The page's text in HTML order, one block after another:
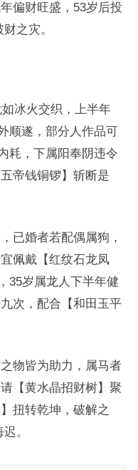
偏财旺盛，53岁后投
之灾。
冰火交织，上半年
顺遂，部分人作品可
耗，下属阳奉阴违令
帝钱铜锣】斩断是
已婚者若配偶属狗，
佩戴【红纹石龙凤
35岁属龙人下半年健
次，配合【和田玉平
物皆为助力，属马者
【黄水晶招财树】聚
扭转乾坤，破解之
。